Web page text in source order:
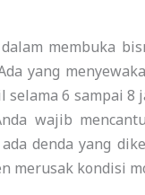
membuka
yang
6 sampai 8
wajib
denda yang
merusak kondisi